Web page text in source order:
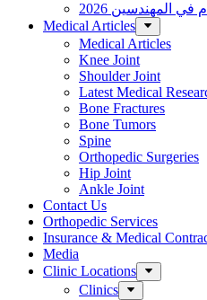
المهندسين 2026
Medical Articles
Medical Articles
Knee Joint
Shoulder Joint
Latest Medical
Bone Fractures
Bone Tumors
Spine
Orthopedic Surgeries
Hip Joint
Ankle Joint
Contact Us
Orthopedic Services
Insurance & Medical
Media
Clinic Locations
Clinics